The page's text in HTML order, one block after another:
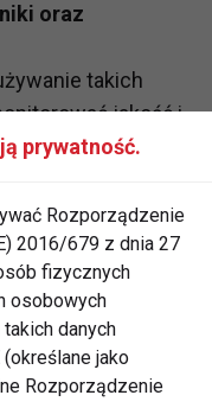
oraz
takich
jakość i
ryzyko
my oraz
się dobrym
można mierzyć
prywatność.
Rozporządzenie
2016/679 z dnia 27
fizycznych
osobowych
danych
jako
Rozporządzenie